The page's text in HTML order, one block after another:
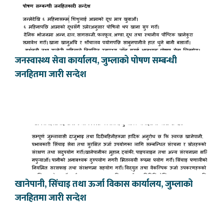
जनस्वास्थ्य सेवा कार्यालय, जुम्लाको पोषण सम्बन्धी
जनहितमा जारी सन्देश
खानेपानी, सिंचाइ तथा ऊर्जा विकास कार्यालय, जुम्लाको
जनहितमा जारी सन्देश